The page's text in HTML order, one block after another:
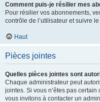
Comment puis-je résilier mes
Pour résilier vos abonnements,
contrôle de l’utilisateur et suivre
Haut
Pièces jointes
Quelles pièces jointes sont
Chaque administrateur peut
jointes. Si vous n’êtes pas
vous invitons à contacter un